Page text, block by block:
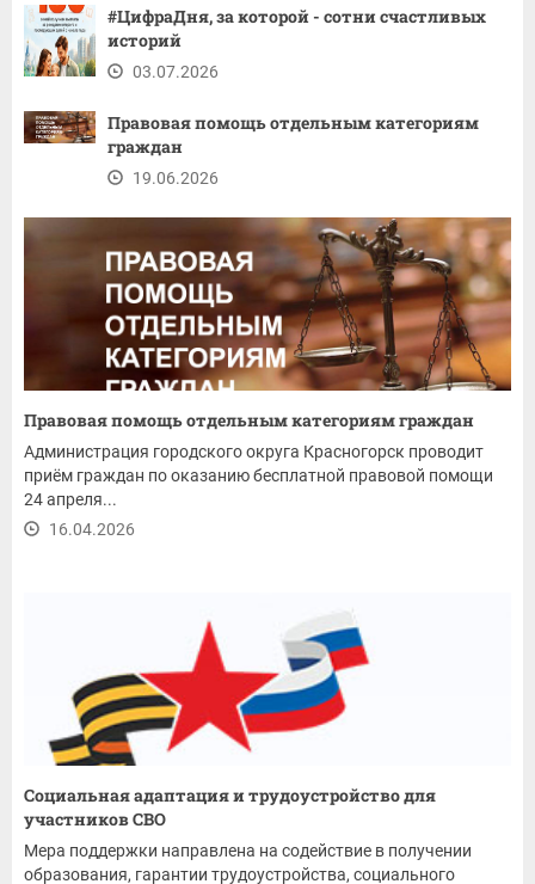
#ЦифраДня, за которой - сотни счастливых
историй
03.07.2026
Правовая помощь отдельным категориям
граждан
19.06.2026
Правовая помощь отдельным категориям граждан
Администрация городского округа Красногорск проводит
приём граждан по оказанию бесплатной правовой помощи
24 апреля...
16.04.2026
Социальная адаптация и трудоустройство для
участников СВО
Мера поддержки направлена на содействие в получении
образования, гарантии трудоустройства, социального